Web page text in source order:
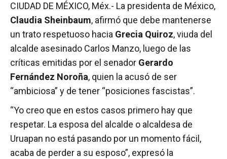
CIUDAD DE MÉXICO, Méx.- La presidenta de México,
Claudia Sheinbaum, afirmó que debe mantenerse
un trato respetuoso hacia Grecia Quiroz, viuda del
alcalde asesinado Carlos Manzo, luego de las
críticas emitidas por el senador Gerardo
Fernández Noroña, quien la acusó de ser
“ambiciosa” y de tener “posiciones fascistas”.
“Yo creo que en estos casos primero hay que
respetar. La esposa del alcalde o alcaldesa de
Uruapan no está pasando por un momento fácil,
acaba de perder a su esposo”, expresó la